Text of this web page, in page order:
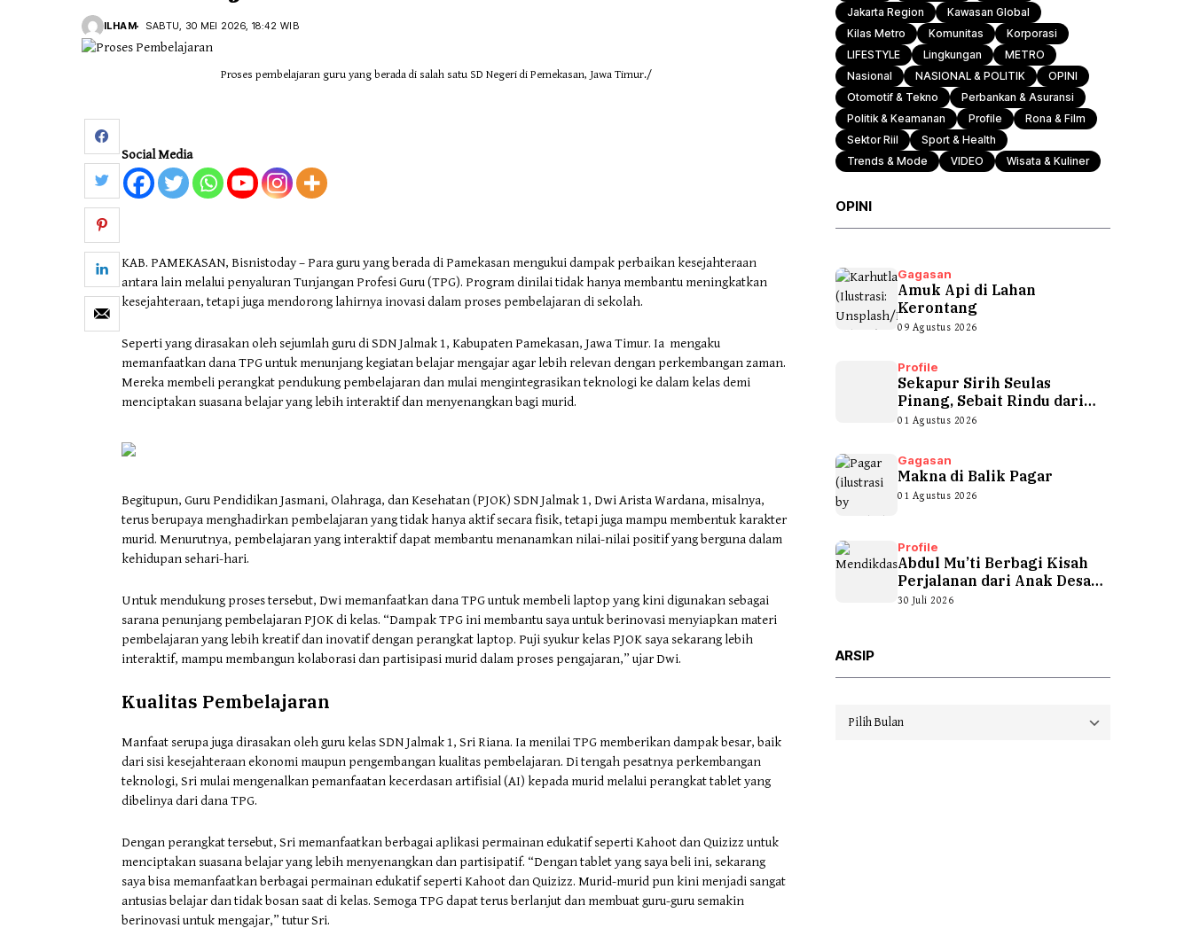
Otomotif & Tekno
ILHAM SABTU, 30 MEI 2026, 18:42 WIB
Proses pembelajaran guru yang berada di salah satu SD Negeri di Pemekasan, Jawa Timur./
Social Media
KAB. PAMEKASAN, Bisnistoday – Para guru yang berada di Pamekasan mengukui dampak perbaikan kesejahteraan
antara lain melalui penyaluran Tunjangan Profesi Guru (TPG). Program dinilai tidak hanya membantu meningkatkan
kesejahteraan, tetapi juga mendorong lahirnya inovasi dalam proses pembelajaran di sekolah.
Seperti yang dirasakan oleh sejumlah guru di SDN Jalmak 1, Kabupaten Pamekasan, Jawa Timur. Ia mengaku
memanfaatkan dana TPG untuk menunjang kegiatan belajar mengajar agar lebih relevan dengan perkembangan zaman.
Mereka membeli perangkat pendukung pembelajaran dan mulai mengintegrasikan teknologi ke dalam kelas demi
menciptakan suasana belajar yang lebih interaktif dan menyenangkan bagi murid.
Begitupun, Guru Pendidikan Jasmani, Olahraga, dan Kesehatan (PJOK) SDN Jalmak 1, Dwi Arista Wardana, misalnya,
terus berupaya menghadirkan pembelajaran yang tidak hanya aktif secara fisik, tetapi juga mampu membentuk karakter
murid. Menurutnya, pembelajaran yang interaktif dapat membantu menanamkan nilai-nilai positif yang berguna dalam
kehidupan sehari-hari.
Untuk mendukung proses tersebut, Dwi memanfaatkan dana TPG untuk membeli laptop yang kini digunakan sebagai
sarana penunjang pembelajaran PJOK di kelas. “Dampak TPG ini membantu saya untuk berinovasi menyiapkan materi
pembelajaran yang lebih kreatif dan inovatif dengan perangkat laptop. Puji syukur kelas PJOK saya sekarang lebih
interaktif, mampu membangun kolaborasi dan partisipasi murid dalam proses pengajaran,” ujar Dwi.
Kualitas Pembelajaran
Manfaat serupa juga dirasakan oleh guru kelas SDN Jalmak 1, Sri Riana. Ia menilai TPG memberikan dampak besar, baik
dari sisi kesejahteraan ekonomi maupun pengembangan kualitas pembelajaran. Di tengah pesatnya perkembangan
teknologi, Sri mulai mengenalkan pemanfaatan kecerdasan artifisial (AI) kepada murid melalui perangkat tablet yang
dibelinya dari dana TPG.
Dengan perangkat tersebut, Sri memanfaatkan berbagai aplikasi permainan edukatif seperti Kahoot dan Quizizz untuk
menciptakan suasana belajar yang lebih menyenangkan dan partisipatif. “Dengan tablet yang saya beli ini, sekarang
saya bisa memanfaatkan berbagai permainan edukatif seperti Kahoot dan Quizizz. Murid-murid pun kini menjadi sangat
antusias belajar dan tidak bosan saat di kelas. Semoga TPG dapat terus berlanjut dan membuat guru-guru semakin
berinovasi untuk mengajar,” tutur Sri.
Jakarta Region
Kawasan Global
Kilas Metro
Komunitas
Korporasi
LIFESTYLE
Lingkungan
METRO
Nasional
NASIONAL & POLITIK
OPINI
Otomotif & Tekno
Perbankan & Asuransi
Politik & Keamanan
Profile
Rona & Film
Sektor Riil
Sport & Health
Trends & Mode
VIDEO Wisata & Kuliner
OPINI
Gagasan
Amuk Api di Lahan
Kerontang
09 Agustus 2026
Profile
Sekapur Sirih Seulas
Pinang, Sebait Rindu dari
Tepian Teluk
01 Agustus 2026
Gagasan
Makna di Balik Pagar
01 Agustus 2026
Profile
Abdul Mu’ti Berbagi Kisah
Perjalanan dari Anak Desa
hingga...
30 Juli 2026
ARSIP
Arsip